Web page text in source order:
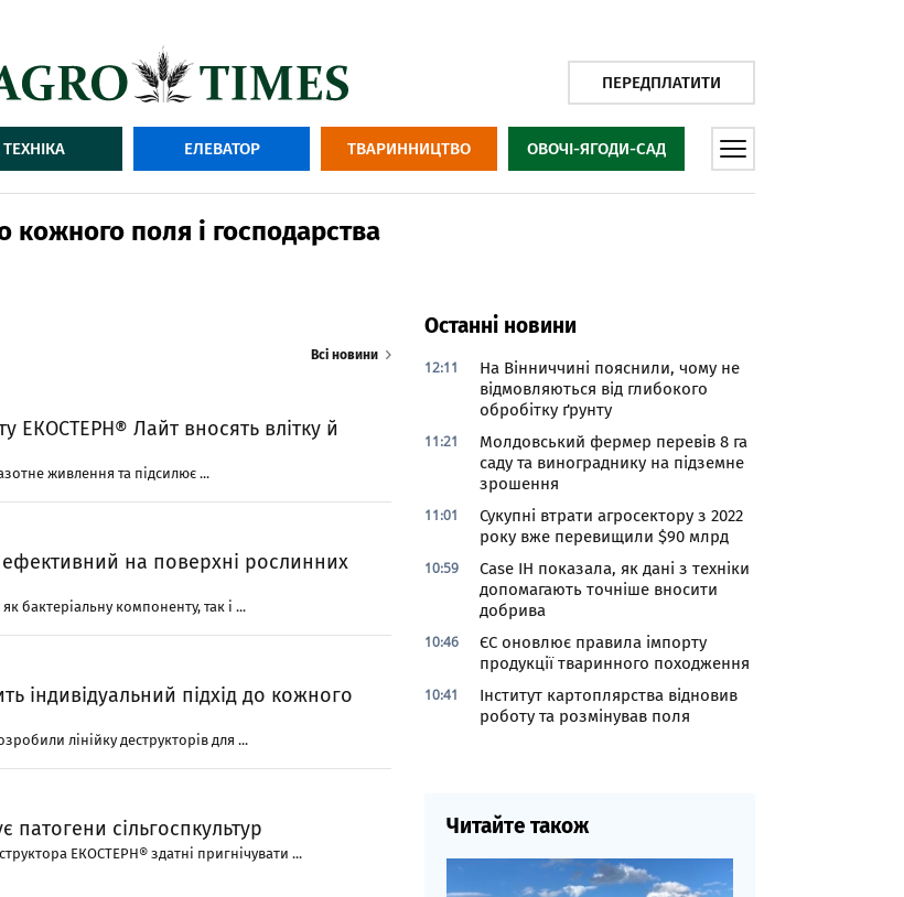
ПЕРЕДПЛАТИТИ
ТЕХНІКА ЕЛЕВАТОР ТВАРИННИЦТВО ОВОЧІ-ЯГОДИ-САД
кожного поля і господарства
Всі новини
ЕКОСТЕРН® Лайт вносять влітку й
живлення та підсилює ...
на поверхні рослинних
бактеріальну компоненту, так і ...
індивідуальний підхід до кожного
лінійку деструкторів для ...
патогени сільгоспкультур
ЕКОСТЕРН® здатні пригнічувати ...
Останні новини
12:11
На Вінниччині пояснили, чому не
відмовляються від глибокого
обробітку ґрунту
11:21
Молдовський фермер перевів 8 га
саду та винограднику на підземне
зрошення
11:01
Сукупні втрати агросектору з 2022
року вже перевищили $90 млрд
10:59
Case IH показала, як дані з техніки
допомагають точніше вносити
добрива
10:46
ЄС оновлює правила імпорту
продукції тваринного походження
10:41
Інститут картоплярства відновив
роботу та розмінував поля
Читайте також